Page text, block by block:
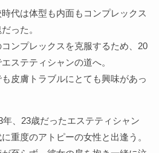
代は体型も内面もコンプレックス
った。
コンプレックスを克服するため、20
ステティシャンの道へ。
皮膚トラブルにとても興味があっ
年、23歳だったエステティシャン
重度のアトピーの女性と出逢う。